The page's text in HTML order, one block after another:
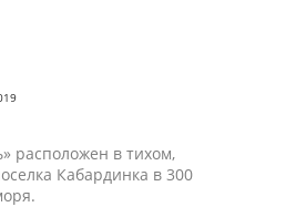
расположен в тихом,
Кабардинка в 300